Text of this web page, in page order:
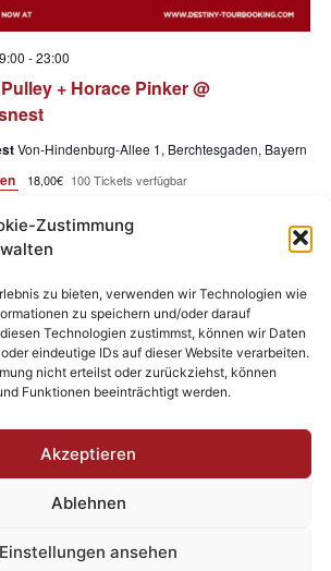
Zustimmung
zu bieten, verwenden wir Technologien wie
zu speichern und/oder darauf
Technologien zustimmst, können wir Daten
eindeutige IDs auf dieser Website verarbeiten.
nicht erteilst oder zurückziehst, können
Funktionen beeinträchtigt werden.
Akzeptieren
Ablehnen
Einstellungen ansehen
+ Horace Pinker @
-23:00
Von-Hindenburg-Allee 1, Berchtesgaden, Bayern
18,00€ 100 Tickets verfügbar
Kalender abonnieren
since 1982